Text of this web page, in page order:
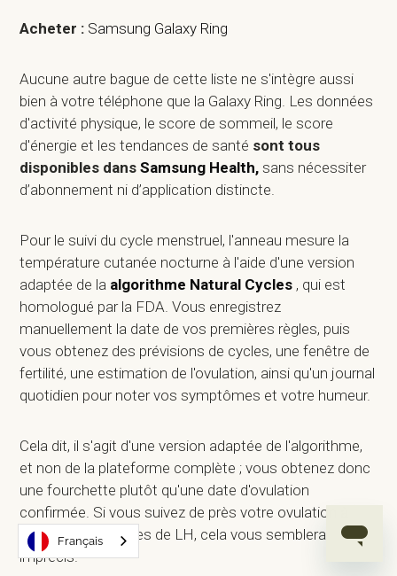
Acheter : Samsung Galaxy Ring
Aucune autre bague de cette liste ne s'intègre aussi
bien à votre téléphone que la Galaxy Ring. Les données
d'activité physique, le score de sommeil, le score
d'énergie et les tendances de santé sont tous
disponibles dansSamsung Health, sans nécessiter
d’abonnement ni d’application distincte.
Pour le suivi du cycle menstruel, l'anneau mesure la
température cutanée nocturne à l'aide d'une version
adaptée de la algorithme Natural Cycles , qui est
homologué par la FDA. Vous enregistrez
manuellement la date de vos premières règles, puis
vous obtenez des prévisions de cycles, une fenêtre de
fertilité, une estimation de l'ovulation, ainsi qu'un journal
quotidien pour noter vos symptômes et votre humeur.
Cela dit, il s'agit d'une version adaptée de l'algorithme,
et non de la plateforme complète ; vous obtenez donc
une fourchette plutôt qu'une date d'ovulation
confirmée. Si vous suivez de près votre ovulation à
l'aide de bandelettes de LH, cela vous semblera
imprécis.
Français